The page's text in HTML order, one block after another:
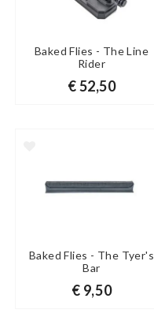
Baked Flies - The Line
Rider
€ 52,50
Baked Flies - The Tyer's
Bar
€ 9,50